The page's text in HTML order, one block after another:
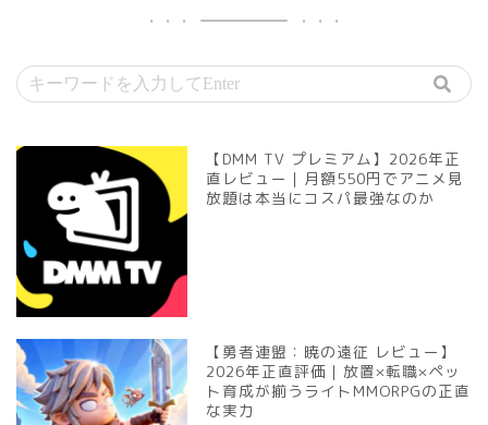
【DMM TV プレミアム】2026年正
直レビュー｜月額550円でアニメ見
放題は本当にコスパ最強なのか
【勇者連盟：暁の遠征 レビュー】
2026年正直評価｜放置×転職×ペッ
ト育成が揃うライトMMORPGの正直
な実力